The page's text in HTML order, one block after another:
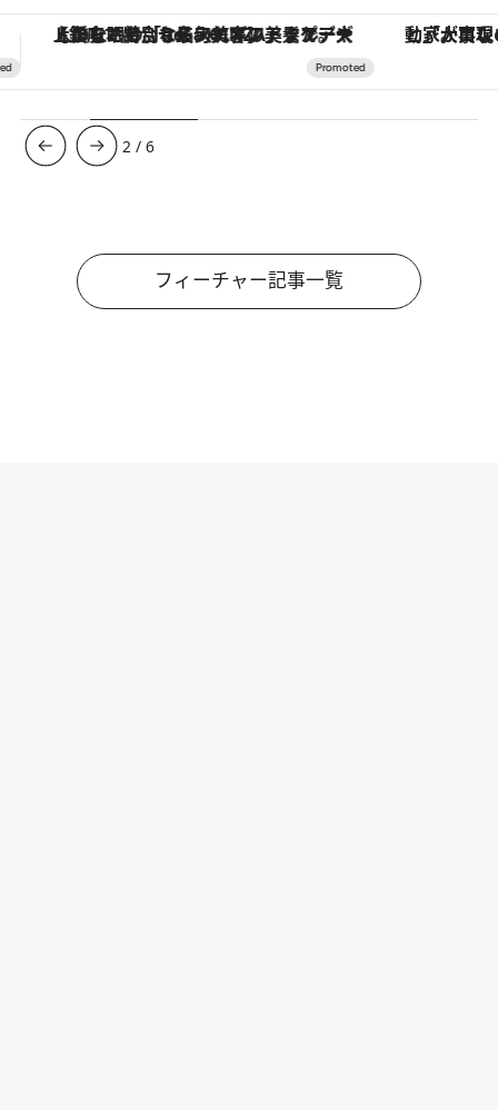
「大事なのは地域の意識を変えること」。ロレックス賞受賞の自然保護活動家が実現させたナイジェリアの自然環境の復活
3 /6
フィーチャー記事一覧